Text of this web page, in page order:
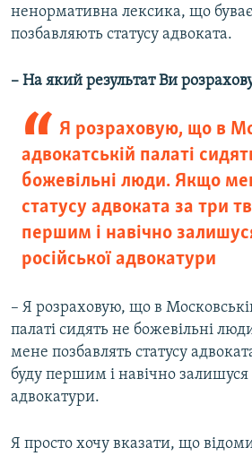
ненормативна лексика, що
позбавляють статусу адвоката.
– На який результат Ви
Я розраховую, що в
адвокатській палаті
божевільні люди. Якщо
статусу адвоката за три
першим і навічно
російської адвокатури
– Я розраховую, що в
палаті сидять не божевільні
мене позбавлять статусу
буду першим і навічно залишуся в
адвокатури.
Я просто хочу вказати, що